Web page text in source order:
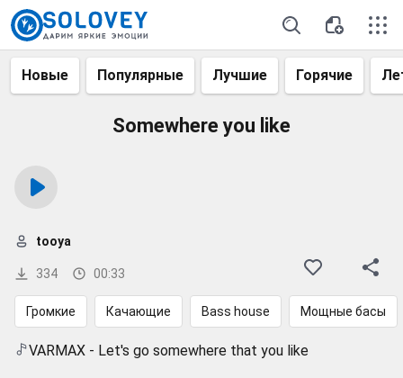
Новые Популярные Лучшие Горячие
Somewhere you like
334 00:33
tooya
Громкие Качающие Bass house Мощные басы
VARMAX - Let's go somewhere that you like